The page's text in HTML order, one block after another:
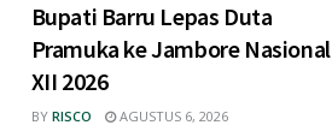
Bupati Barru Lepas Duta
Pramuka ke Jambore Nasional
XII 2026
BY RISCO AGUSTUS 6, 2026